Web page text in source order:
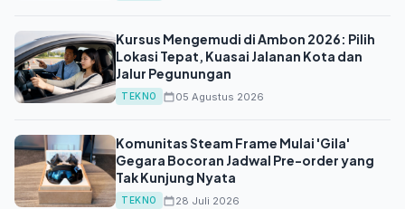
Kursus Mengemudi di Ambon 2026: Pilih
Lokasi Tepat, Kuasai Jalanan Kota dan
Jalur Pegunungan
TEKNO 05 Agustus 2026
Komunitas Steam Frame Mulai 'Gila'
Gegara Bocoran Jadwal Pre-order yang
Tak Kunjung Nyata
TEKNO 28 Juli 2026